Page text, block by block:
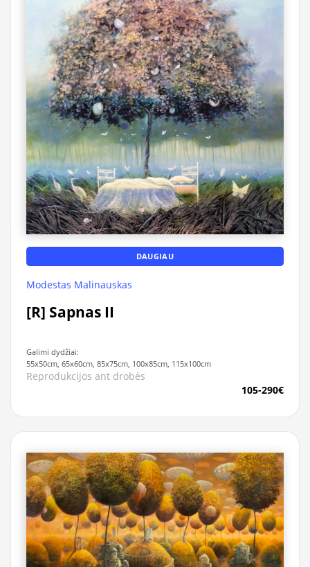
DAUGIAU
Modestas Malinauskas
[R] Sapnas II
Galimi dydžiai:
55x50cm, 65x60cm, 85x75cm, 100x85cm, 115x100cm
Reprodukcijos ant drobės
105-290€